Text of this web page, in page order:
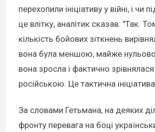
перехопили ініціативу у війні, і чи
це влітку, аналітик сказав: "Так.
кількість бойових зіткнень
вона була меншою, майже
вона зросла і фактично
російською. Це тактична
За словами Гетьмана, на деяких
фронту перевага на боці